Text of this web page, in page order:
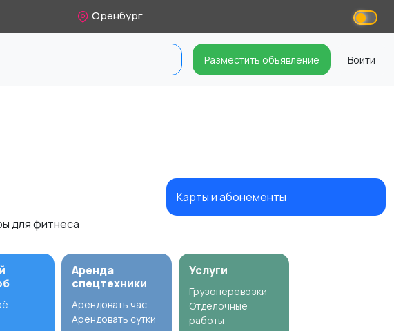
Оренбург
Разместить объявление Войти
для фитнеса
Карты и абонементы
Аренда
спецтехники
Арендовать час
Арендовать сутки
Услуги
Грузоперевозки
Отделочные
работы